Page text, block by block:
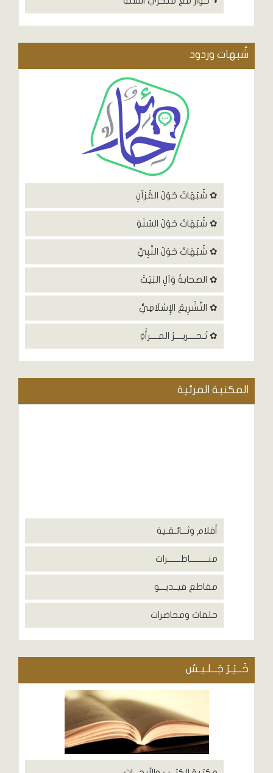
شٌبهات وردود
✿ شُبُهَاتٌ حَوْلَ القُرْآنِ
✿ شُبُهَاتٌ حَوْلَ السُنَةِ
✿ شُبُهَاتٌ حَوْلَ النَّبِيِّ
✿ الصحابةُ وَآلِ البَيْتَ
✿ التَّشْرِيعُ الإِسْلَامِيُّ
✿ تَـحــــريــــرُ المــــرأَةِ
المكتبة المرئية
أفلام وثـــائـقـية
منــــــــــاظـــــــرات
مقاطع فيــديـــو
حلقات ومحاضرات
خَــيْـرُ جَــلـيـسٌ